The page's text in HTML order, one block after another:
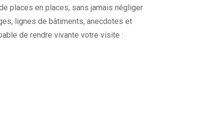
places en places, sans jamais négliger
lignes de bâtiments, anecdotes et
de rendre vivante votre visite :